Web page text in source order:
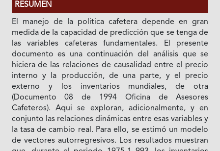
RESUMEN
El manejo de Ia politica cafetera depende en gran
medida de Ia capacidad de predicción que se tenga de
las variables cafeteras fundamentales. El presente
documento es una continuación del análisis que se
hiciera de las relaciones de causalidad entre el precio
interno y Ia producción, de una parte, y el precio
externo y los inventarios mundiales, de otra
(Documento 08 de 1994 Oficina de Asesores
Cafeteros). Aqui se exploran, adicionalmente, y en
conjunto las relaciones dinámicas entre esas variables y
Ia tasa de cambio real. Para ello, se estimó un modelo
de vectores autorregresivos. Los resultados muestran